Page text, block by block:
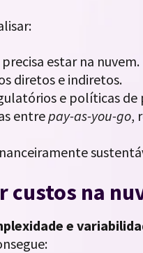
estar na nuvem.
diretos e indiretos.
e políticas de
entrepay-as-you-go,
custos na
e